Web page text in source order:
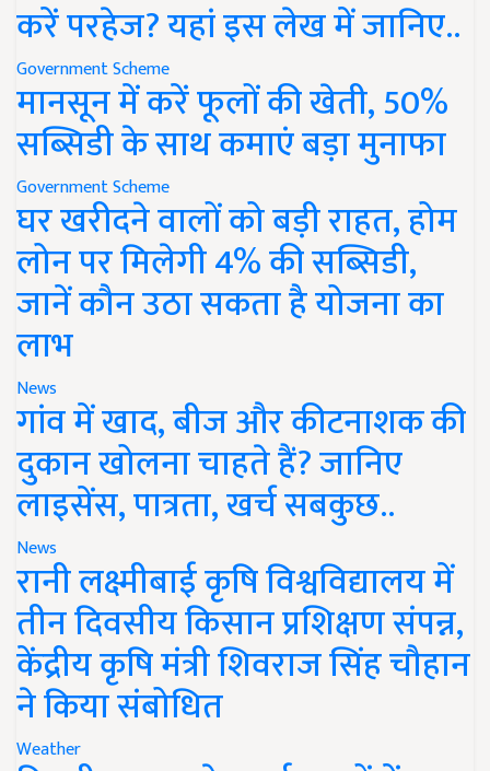
करें परहेज? यहां इस लेख में जानिए..
Government Scheme
मानसून में करें फूलों की खेती, 50%
सब्सिडी के साथ कमाएं बड़ा मुनाफा
Government Scheme
घर खरीदने वालों को बड़ी राहत, होम
लोन पर मिलेगी 4% की सब्सिडी,
जानें कौन उठा सकता है योजना का
लाभ
News
गांव में खाद, बीज और कीटनाशक की
दुकान खोलना चाहते हैं? जानिए
लाइसेंस, पात्रता, खर्च सबकुछ..
News
रानी लक्ष्मीबाई कृषि विश्वविद्यालय में
तीन दिवसीय किसान प्रशिक्षण संपन्न,
केंद्रीय कृषि मंत्री शिवराज सिंह चौहान
ने किया संबोधित
Weather